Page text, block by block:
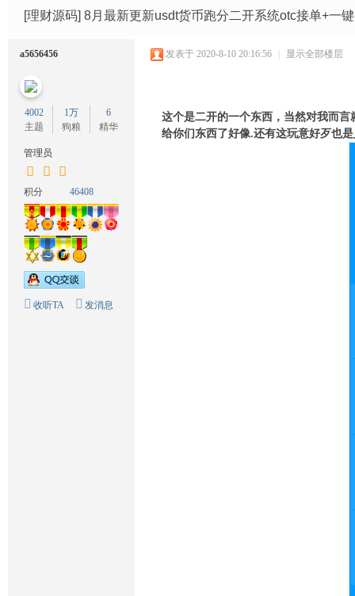
[理财源码] 8月最新更新usdt货币跑分二开系统otc接单+一
a5656456
4002
主题
1万
狗粮
6
精华
管理员
积分 46408
收听TA 发消息
发表于 2020-8-10 20:16:56 | 显示全部楼层
这个是二开的一个东西，当然对我而
给你们东西了好像.还有这玩意好歹也